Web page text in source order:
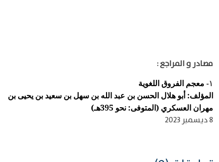
مصادر و المراجع :
١-
معجم الفروق اللغوية
المؤلف: أبو هلال الحسن بن عبد الله بن سهل بن سعيد بن يحيى بن
مهران العسكري (المتوفى: نحو 395هـ)
8 ديسمبر 2023